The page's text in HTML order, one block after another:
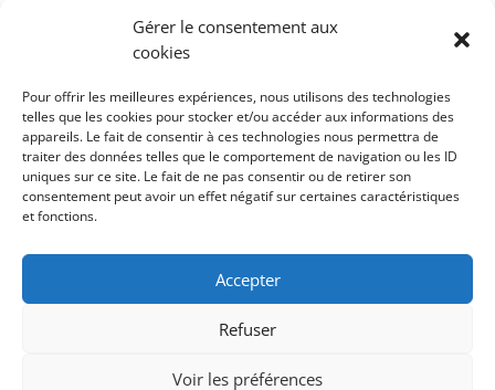
Gérer le consentement aux
cookies
Pour offrir les meilleures expériences, nous utilisons des technologies
telles que les cookies pour stocker et/ou accéder aux informations des
appareils. Le fait de consentir à ces technologies nous permettra de
traiter des données telles que le comportement de navigation ou les ID
uniques sur ce site. Le fait de ne pas consentir ou de retirer son
consentement peut avoir un effet négatif sur certaines caractéristiques
et fonctions.
Accepter
Refuser
Voir les préférences
Envoyer le message